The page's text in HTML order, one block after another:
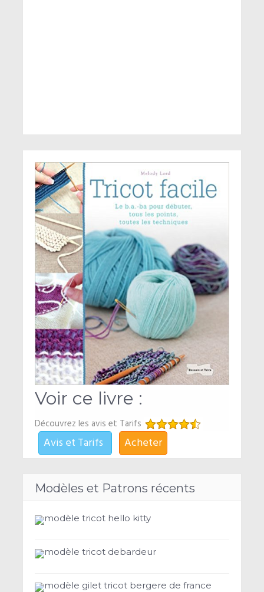
Voir ce livre :
Découvrez les avis et Tarifs
Acheter
Avis et Tarifs
Modèles et Patrons récents
modèle tricot hello kitty
modèle tricot debardeur
modèle gilet tricot bergere de france